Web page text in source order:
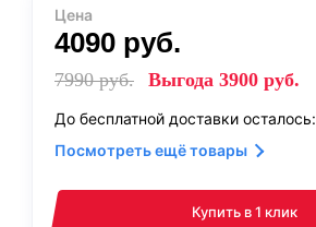
Цена
4090 руб.
7990руб. Выгода 3900 руб.
До бесплатной доставки осталось:
Посмотреть ещё товары
Купить в 1 клик